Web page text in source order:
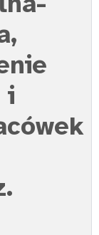
i